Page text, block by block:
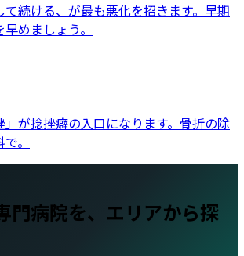
て続ける、が最も悪化を招きます。早期
めましょう。
」が捻挫癖の入口になります。骨折の除
。
門病院を、エリアから探